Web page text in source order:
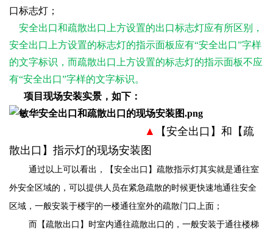
口标志灯；
安全出口和疏散出口上方设置的出口标志灯应有所区别，
安全出口上方设置的标志灯的指示面板应有“安全出口”字样
的文字标识，而疏散出口上方设置的标志灯的指示面板不应
有“安全出口”字样的文字标识。
项目现场安装实景，如下：
▲
【安全出口】和【疏
散出口】指示灯的现场安装图
通过以上可以看出，【安全出口】疏散指示灯其实就是通往室
外安全区域的，可以提供人员在紧急疏散的时候更快速地通往安全
区域，一般安装于楼宇的一楼通往室外的疏散门口上面；
而【疏散出口】时室内通往疏散出口的，一般安装于通往楼梯